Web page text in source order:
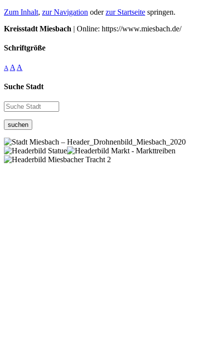
Zum Inhalt, zur Navigation oderzur Startseite springen.
Kreisstadt Miesbach | Online: https://www.miesbach.de/
Schriftgröße
A A A
Suche Stadt
suchen